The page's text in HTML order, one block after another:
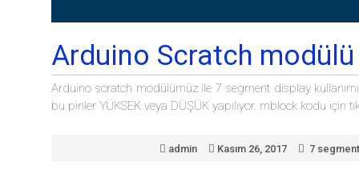
Arduino Scratch
Arduino scratch modülümüz ile 7 segment display
bu pinler YÜKSEK veya DÜŞÜK yapılıyor. mblock kodu için
admin Kasım 26, 2017 7 segment